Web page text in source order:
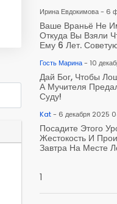
Ирина Евдокимова - 6
Ваше Враньё Не
Откуда Вы Взяли
Ему 6 Лет.
Гость Марина- 10
Дай Бог, Чтобы
А Мучителя
Суду!
Kat- 6 декабря 2025
Посадите Этого
Жестокость И
Завтра На Месте
1